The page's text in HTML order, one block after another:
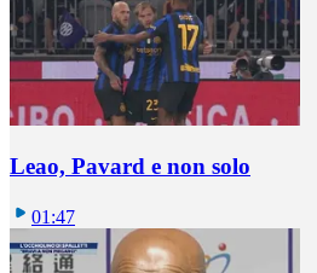
Leao, Pavard e non solo
01:47